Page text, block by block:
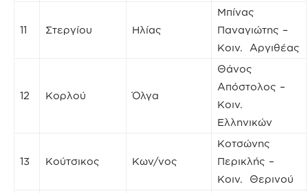
11 Στεργίου Ηλίας
Μπίνας
Παναγιώτης –
Κοιν. Αργιθέας
12 Κορλού Όλγα
Θάνος
Απόστολος –
Κοιν.
Ελληνικών
13 Κούτσικος Κων/νος
Κοτσώνης
Περικλής –
Κοιν. Θερινού